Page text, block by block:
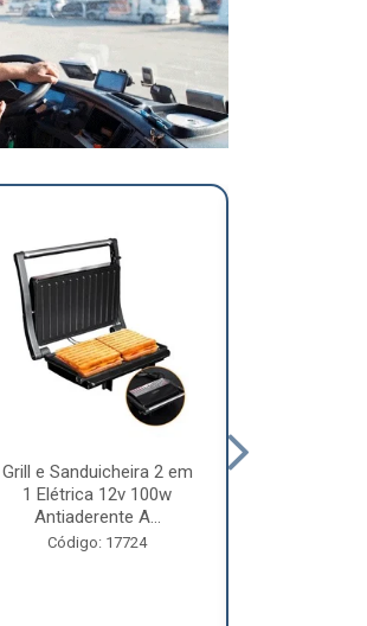
Grill e Sanduicheira 2 em
1 Elétrica 12v 100w
Antiaderente A...
Código: 17724